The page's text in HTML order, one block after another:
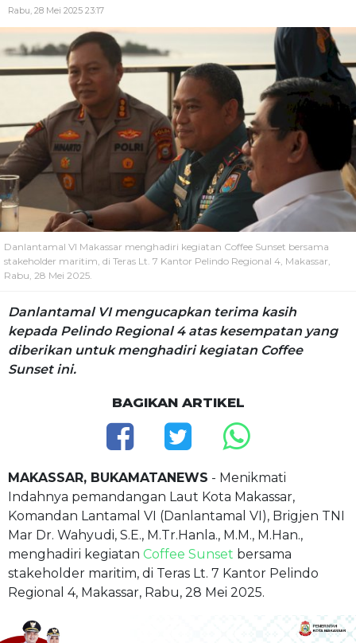
Rabu, 28 Mei 2025 23:17
Danlantamal VI Makassar menghadiri kegiatan Coffee Sunset bersama
stakeholder maritim, di Teras Lt. 7 Kantor Pelindo Regional 4, Makassar,
Rabu, 28 Mei 2025.
Danlantamal VI mengucapkan terima kasih
kepada Pelindo Regional 4 atas kesempatan yang
diberikan untuk menghadiri kegiatan Coffee
Sunset ini.
BAGIKAN ARTIKEL
MAKASSAR, BUKAMATANEWS - Menikmati
Indahnya pemandangan Laut Kota Makassar,
Komandan Lantamal VI (Danlantamal VI), Brigjen TNI
Mar Dr. Wahyudi, S.E., M.Tr.Hanla., M.M., M.Han.,
menghadiri kegiatan Coffee Sunset bersama
stakeholder maritim, di Teras Lt. 7 Kantor Pelindo
Regional 4, Makassar, Rabu, 28 Mei 2025.